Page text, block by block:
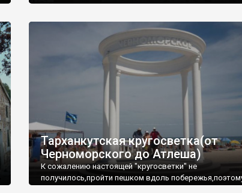
Тарханкутская кругосветка(от
Черноморского до Атлеша)
К сожалению настоящей "кругосветки" не
получилось,пройти пешком вдоль